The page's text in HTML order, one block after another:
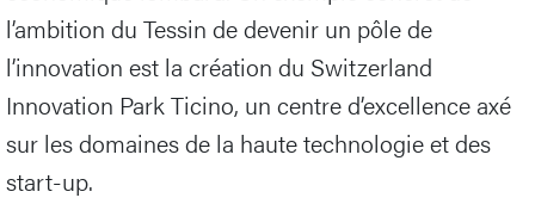
l’ambition du Tessin de devenir un pôle de
l’innovation est la création du Switzerland
Innovation Park Ticino, un centre d’excellence axé
sur les domaines de la haute technologie et des
start-up.